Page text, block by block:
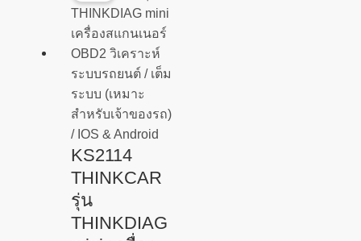
KS2114
THINKCAR
รุ่น
THINKDIAG
was:
฿2,700.00.
is:
฿2,500.00.